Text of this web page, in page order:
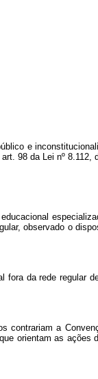
e
art. 98 da Lei nº 8.112,
observado o
da rede regular
contrariam a
orientam as ações